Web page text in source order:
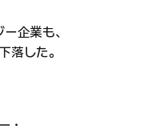
企業も、
落した。
・